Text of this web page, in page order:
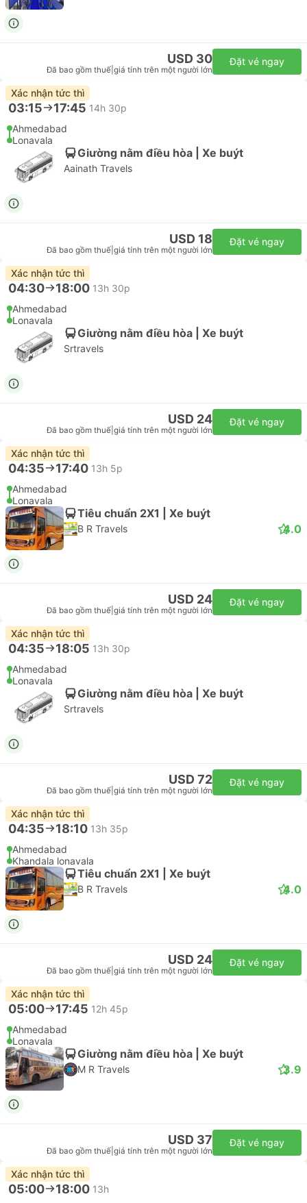
USD 30
Đã bao gồm thuế giá tính trên một người lớn
Đặt vé ngay
Xác nhận tức thì
03:15 17:45 14h 30p
Ahmedabad
Lonavala
Giường nằm điều hòa | Xe buýt
Aainath Travels
USD 18
Đã bao gồm thuế giá tính trên một người lớn
Đặt vé ngay
Xác nhận tức thì
04:30 18:00 13h 30p
Ahmedabad
Lonavala
Giường nằm điều hòa | Xe buýt
Srtravels
USD 24
Đã bao gồm thuế giá tính trên một người lớn
Đặt vé ngay
Xác nhận tức thì
04:35 17:40 13h 5p
Ahmedabad
Lonavala
Tiêu chuẩn 2X1 | Xe buýt
B R Travels 4.0
USD 24
Đã bao gồm thuế giá tính trên một người lớn
Đặt vé ngay
Xác nhận tức thì
04:35 18:05 13h 30p
Ahmedabad
Lonavala
Giường nằm điều hòa | Xe buýt
Srtravels
USD 72
Đã bao gồm thuế giá tính trên một người lớn
Đặt vé ngay
Xác nhận tức thì
04:35 18:10 13h 35p
Ahmedabad
Khandala lonavala
Tiêu chuẩn 2X1 | Xe buýt
B R Travels 4.0
USD 24
Đã bao gồm thuế giá tính trên một người lớn
Đặt vé ngay
Xác nhận tức thì
05:00 17:45 12h 45p
Ahmedabad
Lonavala
Giường nằm điều hòa | Xe buýt
M R Travels 3.9
USD 37
Đã bao gồm thuế giá tính trên một người lớn
Đặt vé ngay
Xác nhận tức thì
05:00 18:00 13h